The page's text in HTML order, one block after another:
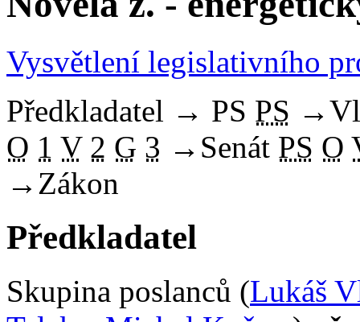
Vysvětlení legislativního
Předkladatel → PS PS →
O 1 V 2 G 3 → Senát PS O
→ Zákon
Předkladatel
Skupina poslanců (Lukáš